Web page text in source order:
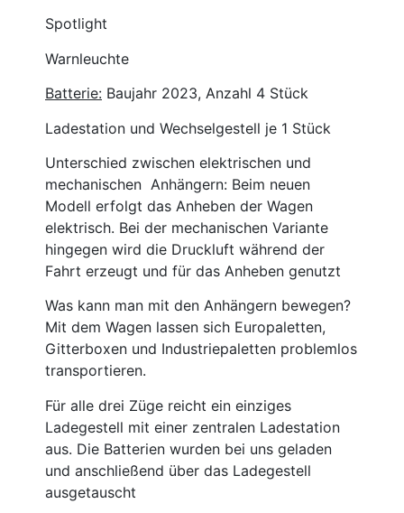
Spotlight
Warnleuchte
Batterie: Baujahr 2023, Anzahl 4 Stück
Ladestation und Wechselgestell je 1 Stück
Unterschied zwischen elektrischen und
mechanischen Anhängern: Beim neuen
Modell erfolgt das Anheben der Wagen
elektrisch. Bei der mechanischen Variante
hingegen wird die Druckluft während der
Fahrt erzeugt und für das Anheben genutzt
Was kann man mit den Anhängern bewegen?
Mit dem Wagen lassen sich Europaletten,
Gitterboxen und Industriepaletten problemlos
transportieren.
Für alle drei Züge reicht ein einziges
Ladegestell mit einer zentralen Ladestation
aus. Die Batterien wurden bei uns geladen
und anschließend über das Ladegestell
ausgetauscht